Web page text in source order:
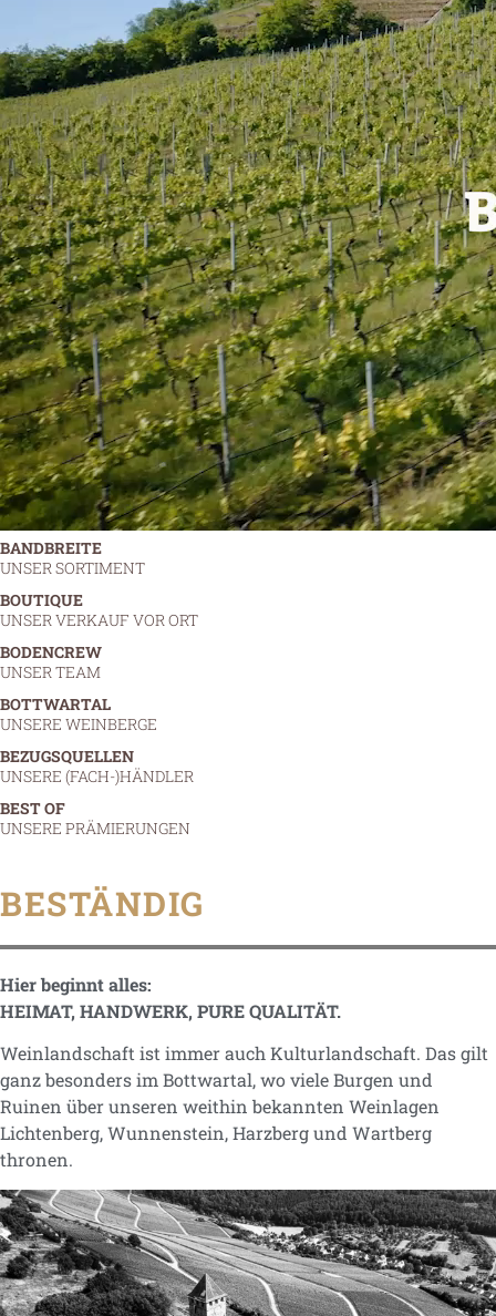
BANDBREITE
UNSER SORTIMENT
BOUTIQUE
UNSER VERKAUF VOR ORT
BODENCREW
UNSER TEAM
BOTTWARTAL
UNSERE WEINBERGE
BEZUGSQUELLEN
UNSERE (FACH-)HÄNDLER
BEST OF
UNSERE PRÄMIERUNGEN
BESTÄNDIG
Hier beginnt alles:
HEIMAT, HANDWERK, PURE QUALITÄT.
Weinlandschaft ist immer auch Kulturlandschaft. Das gilt
ganz besonders im Bottwartal, wo viele Burgen und
Ruinen über unseren weithin bekannten Weinlagen
Lichtenberg, Wunnenstein, Harzberg und Wartberg
thronen.